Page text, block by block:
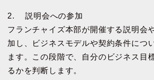
2. 説明会への参加
フランチャイズ本部が開催する説明会
加し、ビジネスモデルや契約条件につ
ます。この段階で、自分のビジネス目
るかを判断します。